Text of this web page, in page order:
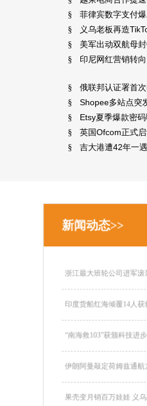
§ 菲律宾数字支付
§ 义乌老板再造
§ 美军出动双航母
§ 印尼网红营销转
§ 俄联邦认证署首
§ Shopee多站点突
§ Etsy夏季爆款密
§ 英国Ofcom正式
§ 吉大港遭42年一
新闻动态>>
浙江最大班轮公司进军
印度货船红海倾覆14人
“南海救103”获颁科技进
伊朗阿曼敲定荷姆兹通
果壳变月销百万娃娃 义